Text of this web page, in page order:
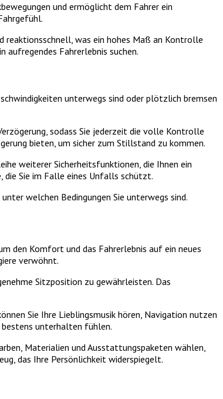
und ermöglicht dem Fahrer ein
reaktionsschnell, was ein hohes Maß an Kontrolle
aufregendes Fahrerlebnis suchen.
unterwegs sind oder plötzlich bremsen
sodass Sie jederzeit die volle Kontrolle
bieten, um sicher zum Stillstand zu kommen.
weiterer Sicherheitsfunktionen, die Ihnen ein
die Sie im Falle eines Unfalls schützt.
welchen Bedingungen Sie unterwegs sind.
den Komfort und das Fahrerlebnis auf ein neues
verwöhnt.
Sitzposition zu gewährleisten. Das
Sie Ihre Lieblingsmusik hören, Navigation nutzen
unterhalten fühlen.
Materialien und Ausstattungspaketen wählen,
das Ihre Persönlichkeit widerspiegelt.